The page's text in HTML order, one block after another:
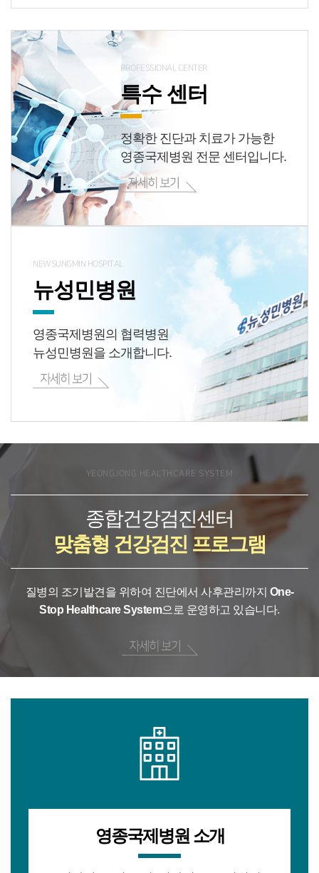
PROFESSIONAL CENTER
특수 센터
정확한 진단과 치료가 가능한
영종국제병원 전문 센터입니다.
NEWSUNGMIN HOSPITAL
뉴성민병원
영종국제병원의 협력병원
뉴성민병원을 소개합니다.
YEONGJONG HEALTHCARE SYSTEM
종합건강검진센터
맞춤형 건강검진 프로그램
질병의 조기발견을 위하여 진단에서 사후관리까지 One-
Stop Healthcare System으로 운영하고 있습니다.
영종국제병원 소개